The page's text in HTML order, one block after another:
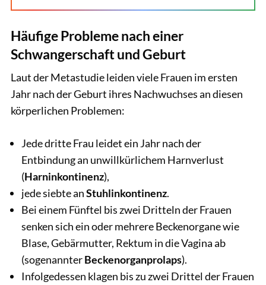
Häufige Probleme nach einer
Schwangerschaft und Geburt
Laut der Metastudie leiden viele Frauen im ersten
Jahr nach der Geburt ihres Nachwuchses an diesen
körperlichen Problemen:
Jede dritte Frau leidet ein Jahr nach der
Entbindung an unwillkürlichem Harnverlust
(Harninkontinenz),
jede siebte anStuhlinkontinenz.
Bei einem Fünftel bis zwei Dritteln der Frauen
senken sich ein oder mehrere Beckenorgane wie
Blase, Gebärmutter, Rektum in die Vagina ab
(sogenannterBeckenorganprolaps).
Infolgedessen klagen bis zu zwei Drittel der Frauen